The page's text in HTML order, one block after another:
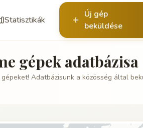
Statisztikák
Új gép
beküldése
gépek adatbázisa
Adatbázisunk a közösség által